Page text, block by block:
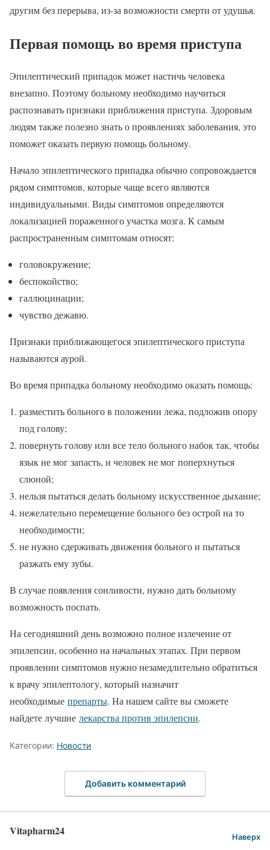
другим без перерыва, из-за возможности смерти от удушья.
Первая помощь во время приступа
Эпилептический припадок может настичь человека
внезапно. Поэтому больному необходимо научиться
распознавать признаки приближения приступа. Здоровым
людям также полезно знать о проявлениях заболевания, это
поможет оказать первую помощь больному.
Начало эпилептического припадка обычно сопровождается
рядом симптомов, которые чаще всего являются
индивидуальными. Виды симптомов определяются
локализацией пораженного участка мозга. К самым
распространенным симптомам относят:
головокружение;
беспокойство;
галлюцинации;
чувство дежавю.
Признаки приближающегося эпилептического приступа
называются аурой.
Во время припадка больному необходимо оказать помощь:
разместить больного в положении лежа, подложив опору
под голову;
повернуть голову или все тело больного набок так, чтобы
язык не мог запасть, и человек не мог поперхнуться
слюной;
нельзя пытаться делать больному искусственное дыхание;
нежелательно перемещение больного без острой на то
необходимости;
не нужно сдерживать движения больного и пытаться
разжать ему зубы.
В случае появления сонливости, нужно дать больному
возможность поспать.
На сегодняшний день возможно полное излечение от
эпилепсии, особенно на начальных этапах. При первом
проявлении симптомов нужно незамедлительно обратиться
к врачу эпилептологу, который назначит
необходимые препарты. На нашем сайте вы сможете
найдете лучшие лекарства против эпилепсии.
Категории: Новости
Добавить комментарий
Vitapharm24 Наверх